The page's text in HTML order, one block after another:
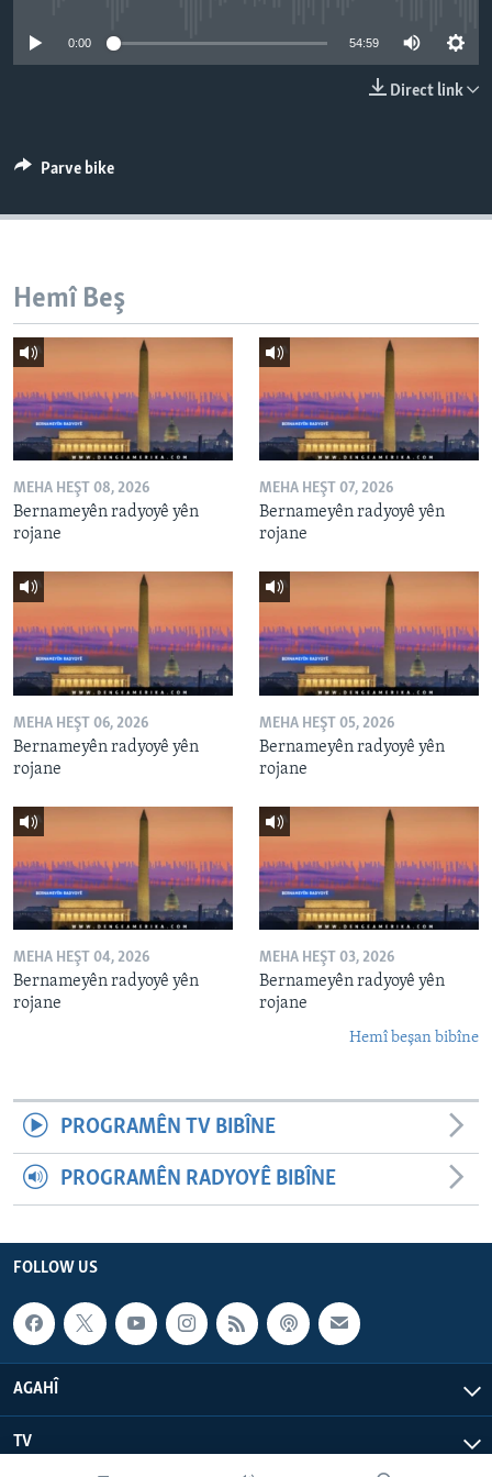
SERNIVÎS
Learning English
FOLLOW US
Zimanên Din
0:00 54:59
Direct link
Parve bike
Hemî Beş
MEHA HEŞT 08, 2026
Bernameyên radyoyê yên
rojane
MEHA HEŞT 07, 2026
Bernameyên radyoyê yên
rojane
MEHA HEŞT 06, 2026
Bernameyên radyoyê yên
rojane
MEHA HEŞT 05, 2026
Bernameyên radyoyê yên
rojane
MEHA HEŞT 04, 2026
Bernameyên radyoyê yên
rojane
MEHA HEŞT 03, 2026
Bernameyên radyoyê yên
rojane
Hemî beşan bibîne
PROGRAMÊN TV BIBÎNE
PROGRAMÊN RADYOYÊ BIBÎNE
FOLLOW US
AGAHÎ
TV